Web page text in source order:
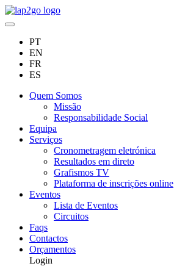
PT
EN
FR
ES
Quem Somos
Missão
Responsabilidade Social
Equipa
Serviços
Cronometragem eletrónica
Resultados em direto
Grafismos TV
Plataforma de inscrições online
Eventos
Lista de Eventos
Circuitos
Faqs
Contactos
Orçamentos
Login